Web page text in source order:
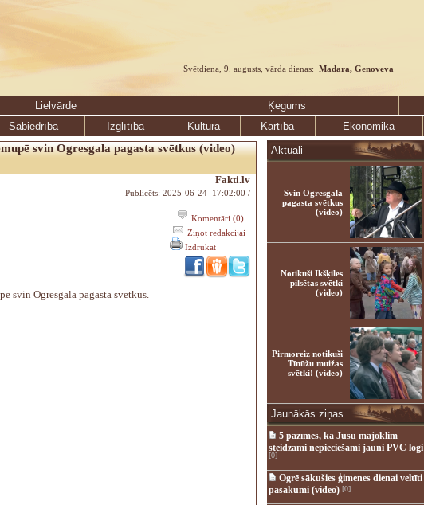
Svētdiena, 9. augusts, vārda dienas: Madara, Genoveva
Lielvārde Ķegums
Sabiedrība Izglītība Kultūra Kārtība Ekonomika
svin Ogresgala pagasta svētkus (video)
Fakti.lv
Publicēts: 2025-06-24 17:02:00 /
Komentāri (0)
Ziņot redakcijai
Izdrukāt
svin Ogresgala pagasta svētkus.
Aktuāli
Svin Ogresgala
pagasta svētkus
(video)
Notikuši Ikšķiles
pilsētas svētki
(video)
Pirmoreiz notikuši
Tīnūžu muižas
svētki! (video)
Jaunākās ziņas
5 pazīmes, ka Jūsu mājoklim
steidzami nepieciešami jauni PVC logi
[0]
Ogrē sākušies ģimenes dienai veltīti
pasākumi (video)[0]